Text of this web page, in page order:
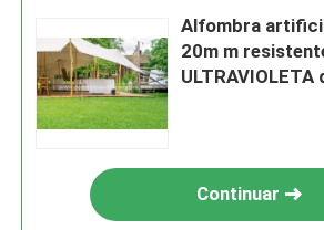
Alfombra
20m m
Continuar